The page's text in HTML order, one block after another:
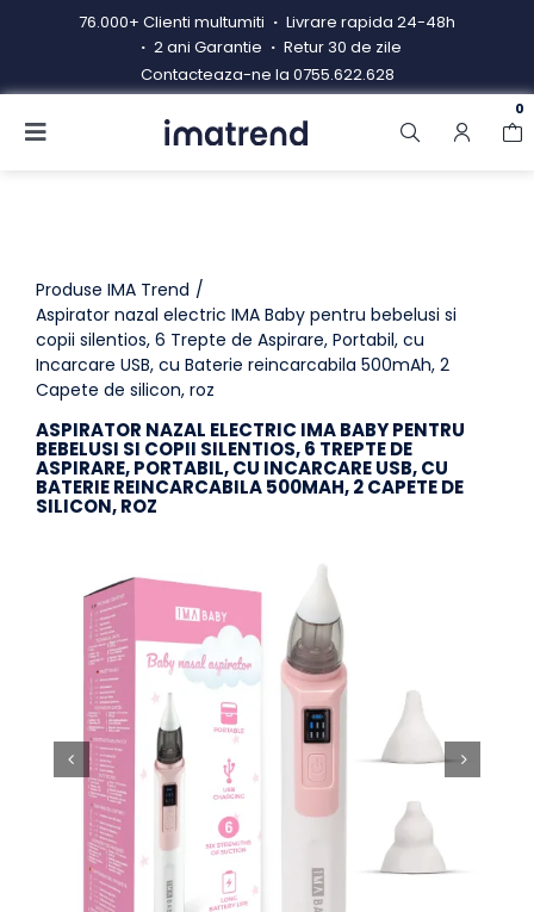
76.000+ Clienti multumiti
Livrare rapida 24-48h
2 ani Garantie
Retur 30 de zile
Contacteaza-ne la 0755.622.628
Toggle
Contacteaza-ne
Hub electrocasnice
Manual de instructiuni
Blog
0
Produse IMA Trend
Aspirator nazal electric IMA Baby pentru bebelusi si
copii silentios, 6 Trepte de Aspirare, Portabil, cu
Incarcare USB, cu Baterie reincarcabila 500mAh, 2
Capete de silicon, roz
ASPIRATOR NAZAL ELECTRIC IMA BABY PENTRU
BEBELUSI SI COPII SILENTIOS, 6 TREPTE DE
ASPIRARE, PORTABIL, CU INCARCARE USB, CU
BATERIE REINCARCABILA 500MAH, 2 CAPETE DE
SILICON, ROZ